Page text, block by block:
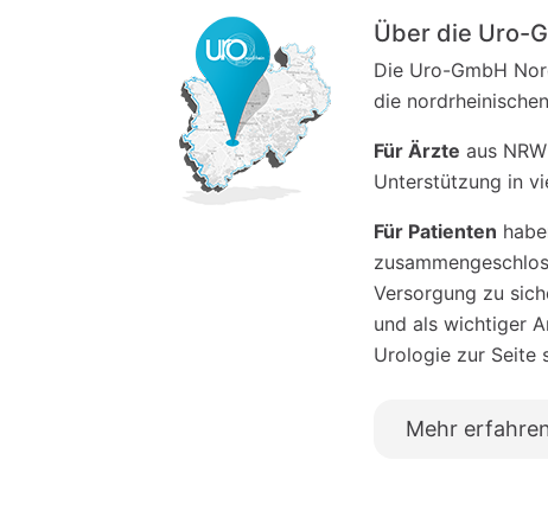
Über die Uro-
Die Uro-GmbH
die
Für Ärzte aus
Unterstützung in
Für Patienten
Versorgung zu
und als wichtiger
Urologie zur Seite
Mehr